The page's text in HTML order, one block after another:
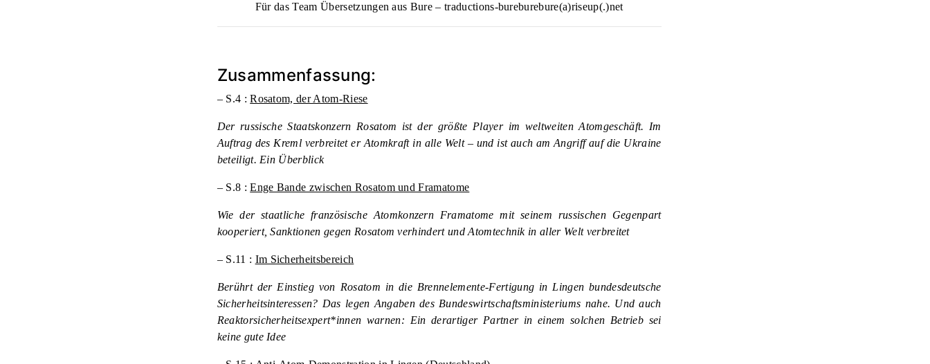
Für das Team Übersetzungen aus Bure – traductions-bureburebure(a)riseup(.)net
Zusammenfassung:
– S.4 :Rosatom, der Atom-Riese
Der russische Staatskonzern Rosatom ist der größte Player im weltweiten Atomgeschäft. Im
Auftrag des Kreml verbreitet er Atomkraft in alle Welt – und ist auch am Angriff auf die Ukraine
beteiligt. Ein Überblick
– S.8 :Enge Bande zwischen Rosatom und Framatome
Wie der staatliche französische Atomkonzern Framatome mit seinem russischen Gegenpart
kooperiert, Sanktionen gegen Rosatom verhindert und Atomtechnik in aller Welt verbreitet
– S.11 : Im Sicherheitsbereich
Berührt der Einstieg von Rosatom in die Brennelemente-Fertigung in Lingen bundesdeutsche
Sicherheitsinteressen? Das legen Angaben des Bundeswirtschaftsministeriums nahe. Und auch
Reaktorsicherheitsexpert*innen warnen: Ein derartiger Partner in einem solchen Betrieb sei
keine gute Idee